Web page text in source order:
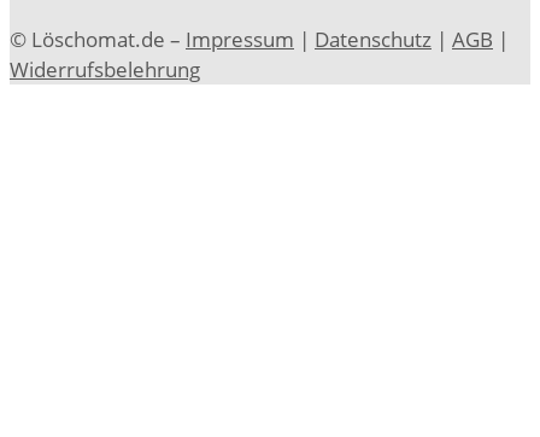
© Löschomat.de – Impressum | Datenschutz | AGB |
Widerrufsbelehrung